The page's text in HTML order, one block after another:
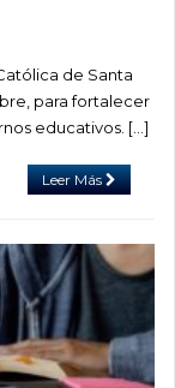
de Santa
para fortalecer
educativos. […]
Leer Más